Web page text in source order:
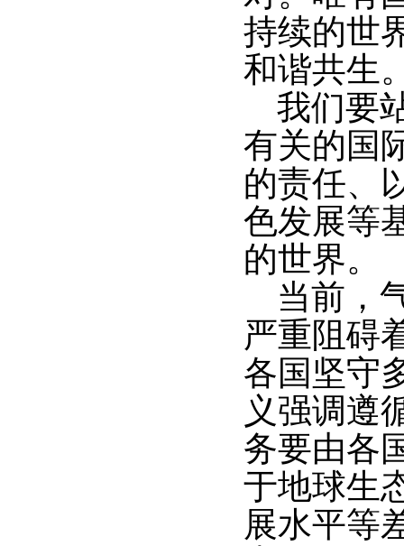
持续的世
和谐共生
我们要
有关的国
的责任、
色发展等
的世界。
当前，
严重阻碍
各国坚守
义强调遵
务要由各
于地球生
展水平等